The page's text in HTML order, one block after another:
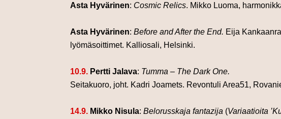
Asta Hyvärinen: Cosmic Relics. Mikko Luoma,
Asta Hyvärinen: Before and After the End. Eija
lyömäsoittimet. Kalliosali, Helsinki.
10.9. Pertti Jalava: Tumma – The Dark One.
Seitakuoro, joht. Kadri Joamets. Revontuli Area51,
14.9. Mikko Nisula: Belorusskaja fantazija (Variaatioita